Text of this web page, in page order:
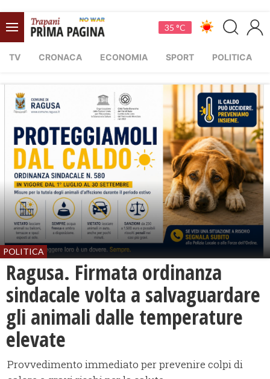
35 °C
TV CRONACA ECONOMIA SPORT POLITICA
POLITICA
Ragusa. Firmata ordinanza
sindacale volta a salvaguardare
gli animali dalle temperature
elevate
Provvedimento immediato per prevenire colpi di